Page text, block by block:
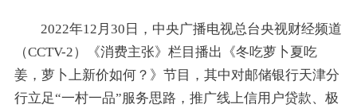
2022年12月30日，中央广播电视总台央视财经频道
（CCTV-2）《消费主张》栏目播出《冬吃萝卜夏吃
姜，萝卜上新价如何？》节目，其中对邮储银行天津分
行立足“一村一品”服务思路，推广线上信用户贷款、极